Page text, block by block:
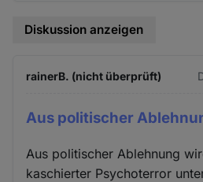
Diskussion anzeigen
rainerB. (nicht überprüft)
Aus politischer
Aus politischer Ablehnung
kaschierter Psychoterror